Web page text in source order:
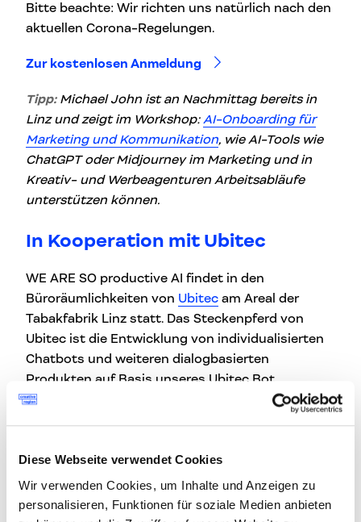
Diese Webseite verwendet Cookies
Wir verwenden Cookies, um Inhalte und Anzeigen zu
personalisieren, Funktionen für soziale Medien anbieten
Bitte beachte: Wir richten uns natürlich nach den
aktuellen Corona-Regelungen.
Zur kostenlosen Anmeldung
Tipp:Michael John ist an Nachmittag bereits in
Linz und zeigt im Workshop:AI-Onboarding für
Marketing und Kommunikation, wie AI-Tools wie
ChatGPT oder Midjourney im Marketing und in
Kreativ- und Werbeagenturen Arbeitsabläufe
unterstützen können.
In Kooperation mit Ubitec
WE ARE SO productive AI findet in den
Büroräumlichkeiten von Ubitec am Areal der
Tabakfabrik Linz statt. Das Steckenpferd von
Ubitec ist die Entwicklung von individualisierten
Chatbots und weiteren dialogbasierten
Produkten auf Basis unseres Ubitec Bot
Frameworks.